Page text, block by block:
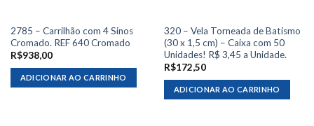
2785 – Carrilhão com 4 Sinos
Cromado. REF 640 Cromado
R$938,00
ADICIONAR AO CARRINHO
320 – Vela Torneada de Batismo
(30 x 1,5 cm) – Caixa com 50
Unidades! R$ 3,45 a Unidade.
R$172,50
ADICIONAR AO CARRINHO